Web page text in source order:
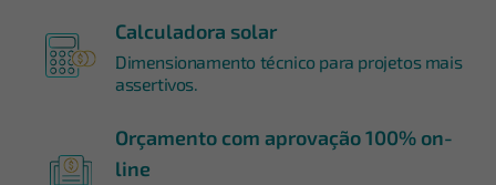
Calculadora solar
Dimensionamento técnico para projetos mais
assertivos.
Orçamento com aprovação 100% on-
line